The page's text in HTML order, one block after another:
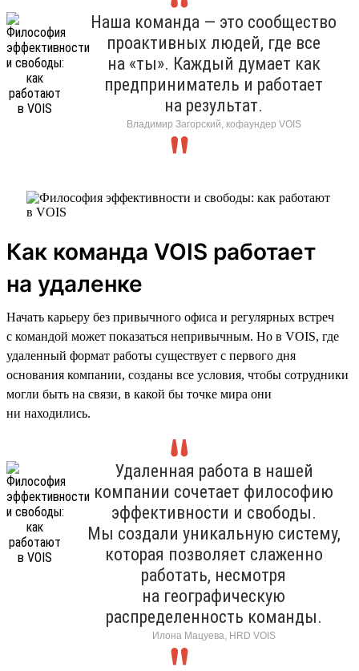
Наша команда — это сообщество
проактивных людей, где все
на «ты». Каждый думает как
предприниматель и работает
на результат.
Владимир Загорский, кофаундер VOIS
Как команда VOIS работает
на удаленке
Начать карьеру без привычного офиса и регулярных встреч
с командой может показаться непривычным. Но в VOIS, где
удаленный формат работы существует с первого дня
основания компании, созданы все условия, чтобы сотрудники
могли быть на связи, в какой бы точке мира они
ни находились.
Удаленная работа в нашей
компании сочетает философию
эффективности и свободы.
Мы создали уникальную систему,
которая позволяет слаженно
работать, несмотря
на географическую
распределенность команды.
Илона Мацуева, HRD VOIS